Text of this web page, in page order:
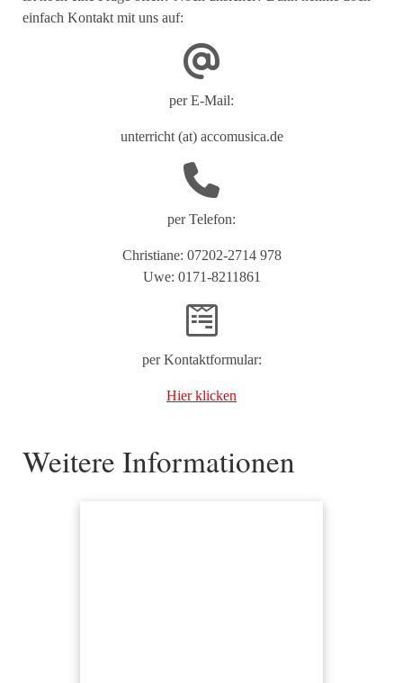
einfach Kontakt mit uns auf:
per E-Mail:
unterricht (at) accomusica.de
per Telefon:
Christiane: 07202-2714 978
Uwe: 0171-8211861
per Kontaktformular:
Hier klicken
Weitere Informationen